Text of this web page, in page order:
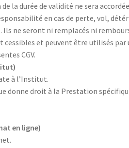
la durée de validité ne sera
en cas de perte, vol,
Ils ne seront ni remplacés ni
cessibles et peuvent être utilisés par
CGV.
à l’Institut.
donne droit à la Prestation
en ligne)